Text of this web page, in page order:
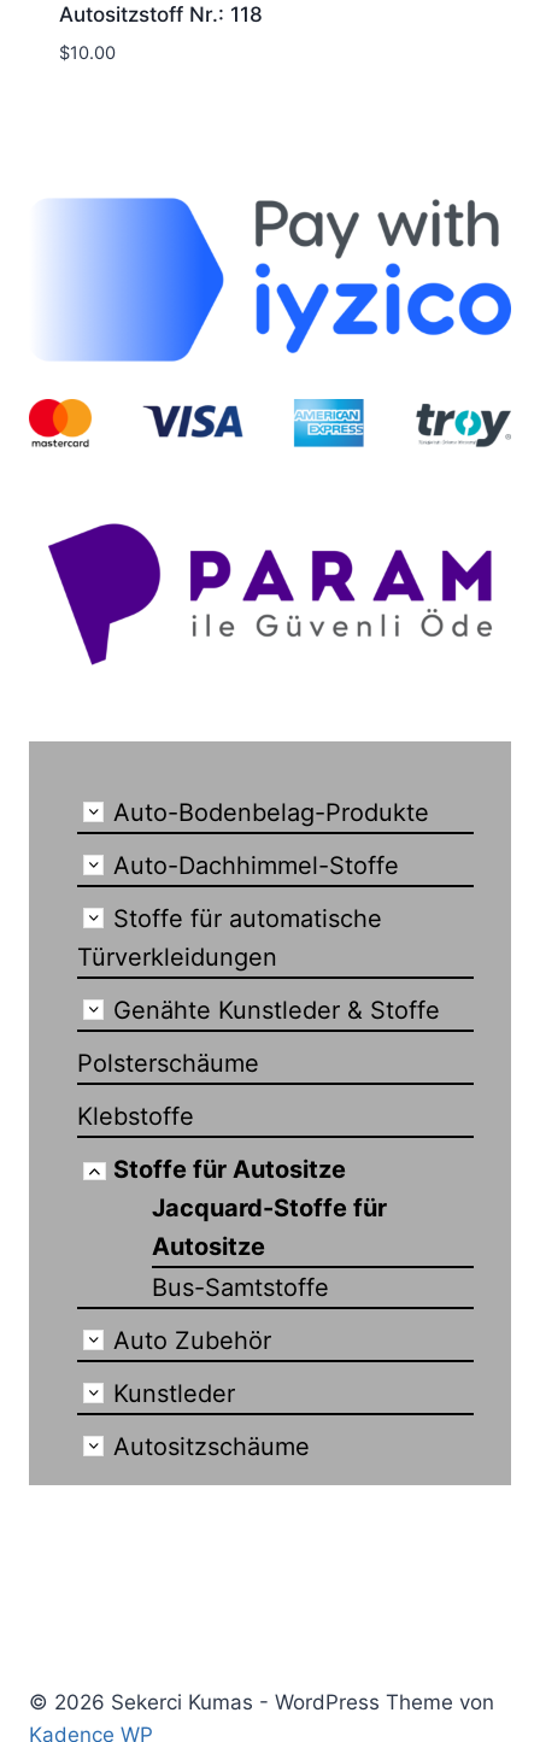
Autositzstoff Nr.: 118
$10.00
Auto-Bodenbelag-Produkte
Auto-Dachhimmel-Stoffe
Stoffe für automatische
Türverkleidungen
Genähte Kunstleder & Stoffe
Polsterschäume
Klebstoffe
Stoffe für Autositze
Jacquard-Stoffe für
Autositze
Bus-Samtstoffe
Auto Zubehör
Kunstleder
Autositzschäume
© 2026 Sekerci Kumas - WordPress Theme von
Kadence WP